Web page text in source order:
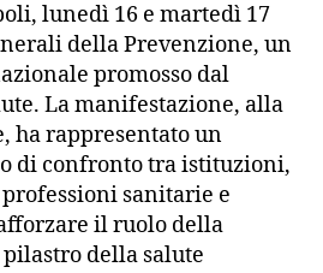
lunedì 16 e martedì 17
della Prevenzione, un
promosso dal
La manifestazione, alla
ha rappresentato un
di confronto tra istituzioni,
sanitarie e
il ruolo della
della salute